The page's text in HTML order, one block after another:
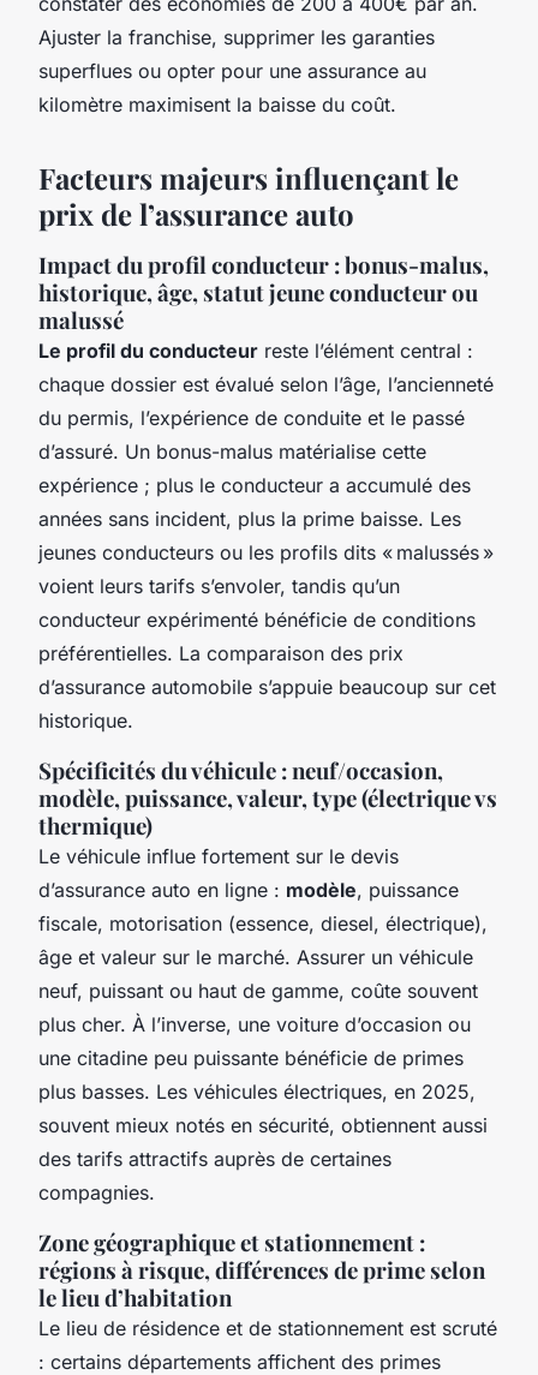
Ajuster la franchise, supprimer les garanties
superflues ou opter pour une assurance au
kilomètre maximisent la baisse du coût.
Facteurs majeurs influençant le
prix de l’assurance auto
Impact du profil conducteur : bonus-malus,
historique, âge, statut jeune conducteur ou
malussé
Le profil du conducteur reste l’élément central :
chaque dossier est évalué selon l’âge, l’ancienneté
du permis, l’expérience de conduite et le passé
d’assuré. Un bonus-malus matérialise cette
expérience ; plus le conducteur a accumulé des
années sans incident, plus la prime baisse. Les
jeunes conducteurs ou les profils dits « malussés »
voient leurs tarifs s’envoler, tandis qu’un
conducteur expérimenté bénéficie de conditions
préférentielles. La comparaison des prix
d’assurance automobile s’appuie beaucoup sur cet
historique.
Spécificités du véhicule : neuf/occasion,
modèle, puissance, valeur, type (électrique vs
thermique)
Le véhicule influe fortement sur le devis
d’assurance auto en ligne : modèle, puissance
fiscale, motorisation (essence, diesel, électrique),
âge et valeur sur le marché. Assurer un véhicule
neuf, puissant ou haut de gamme, coûte souvent
plus cher. À l’inverse, une voiture d’occasion ou
une citadine peu puissante bénéficie de primes
plus basses. Les véhicules électriques, en 2025,
souvent mieux notés en sécurité, obtiennent aussi
des tarifs attractifs auprès de certaines
compagnies.
Zone géographique et stationnement :
régions à risque, différences de prime selon
le lieu d’habitation
Le lieu de résidence et de stationnement est scruté
: certains départements affichent des primes